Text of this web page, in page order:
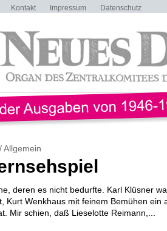
Kontakt Impressum Datenschutz
/ Allgemein
deren es nicht bedurfte. Karl Klüsner
Kurt Wenkhaus mit feinem Bemühen ein
Mir schien, daß Lieselotte Reimann,...